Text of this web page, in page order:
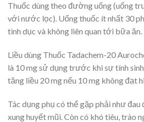
Thuốc dùng theo đường uống (uống
với nước lọc). Uống thuốc ít nhất 30
tình dục và không liên quan tới bữa ăn.
Liều dùng Thuốc Tadachem-20
là 10 mg sử dụng trước khi sự tính
tăng liều 20 mg nếu 10 mg không đạt
Tác dụng phụ có thể gặp phải như
xung huyết mũi. Còn có khó tiêu, trào